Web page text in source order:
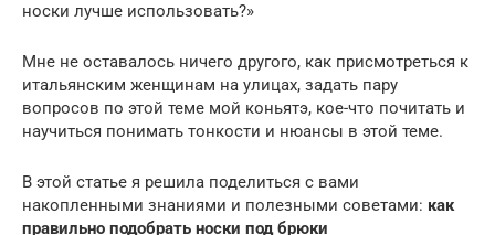
носки лучше использовать?»
Мне не оставалось ничего другого, как присмотреться к
итальянским женщинам на улицах, задать пару
вопросов по этой теме мой коньятэ, кое-что почитать и
научиться понимать тонкости и нюансы в этой теме.
В этой статье я решила поделиться с вами
накопленными знаниями и полезными советами: как
правильно подобрать носки под брюки